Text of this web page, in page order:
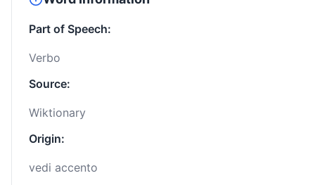
Part of Speech:
Verbo
Source:
Wiktionary
Origin:
vedi accento